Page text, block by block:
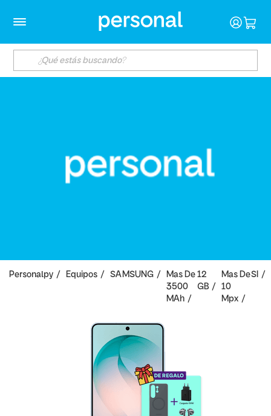
Personalpy Equipos SAMSUNG
Mas De
3500
MAh
12
GB
Mas De
10
Mpx
SI